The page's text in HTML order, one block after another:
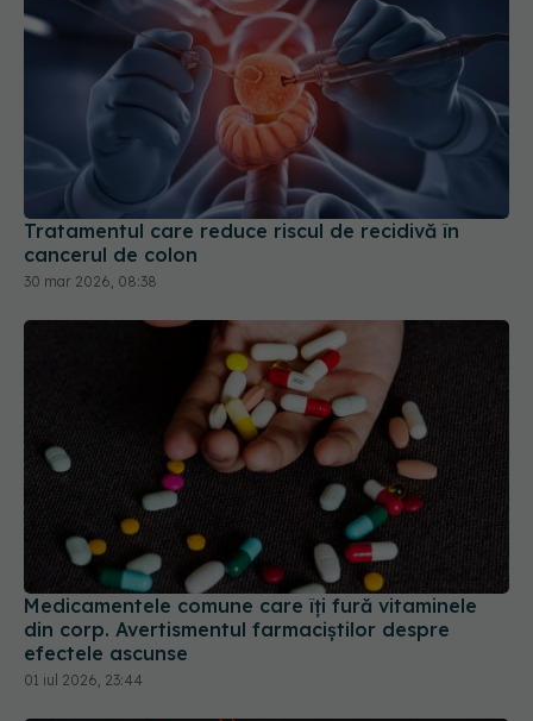
Tratamentul care reduce riscul de recidivă în
cancerul de colon
Medicamentele comune care îți fură vitaminele
din corp. Avertismentul farmaciștilor despre
efectele ascunse
01 iul 2026, 23:44